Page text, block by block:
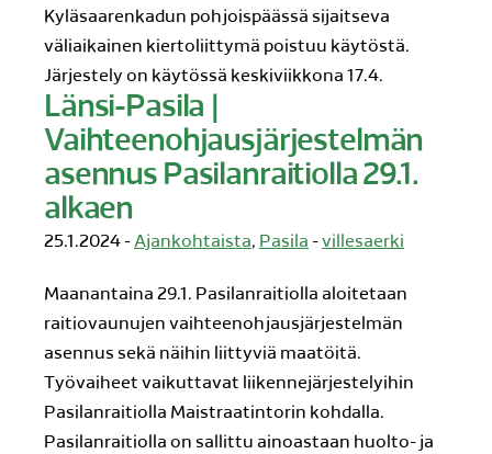
Kyläsaarenkadun pohjoispäässä sijaitseva
väliaikainen kiertoliittymä poistuu käytöstä.
Järjestely on käytössä keskiviikkona 17.4.
Länsi-Pasila |
Vaihteenohjausjärjestelmän
asennus Pasilanraitiolla 29.1.
alkaen
25.1.2024 -Ajankohtaista, Pasila -villesaerki
Maanantaina 29.1. Pasilanraitiolla aloitetaan
raitiovaunujen vaihteenohjausjärjestelmän
asennus sekä näihin liittyviä maatöitä.
Työvaiheet vaikuttavat liikennejärjestelyihin
Pasilanraitiolla Maistraatintorin kohdalla.
Pasilanraitiolla on sallittu ainoastaan huolto- ja